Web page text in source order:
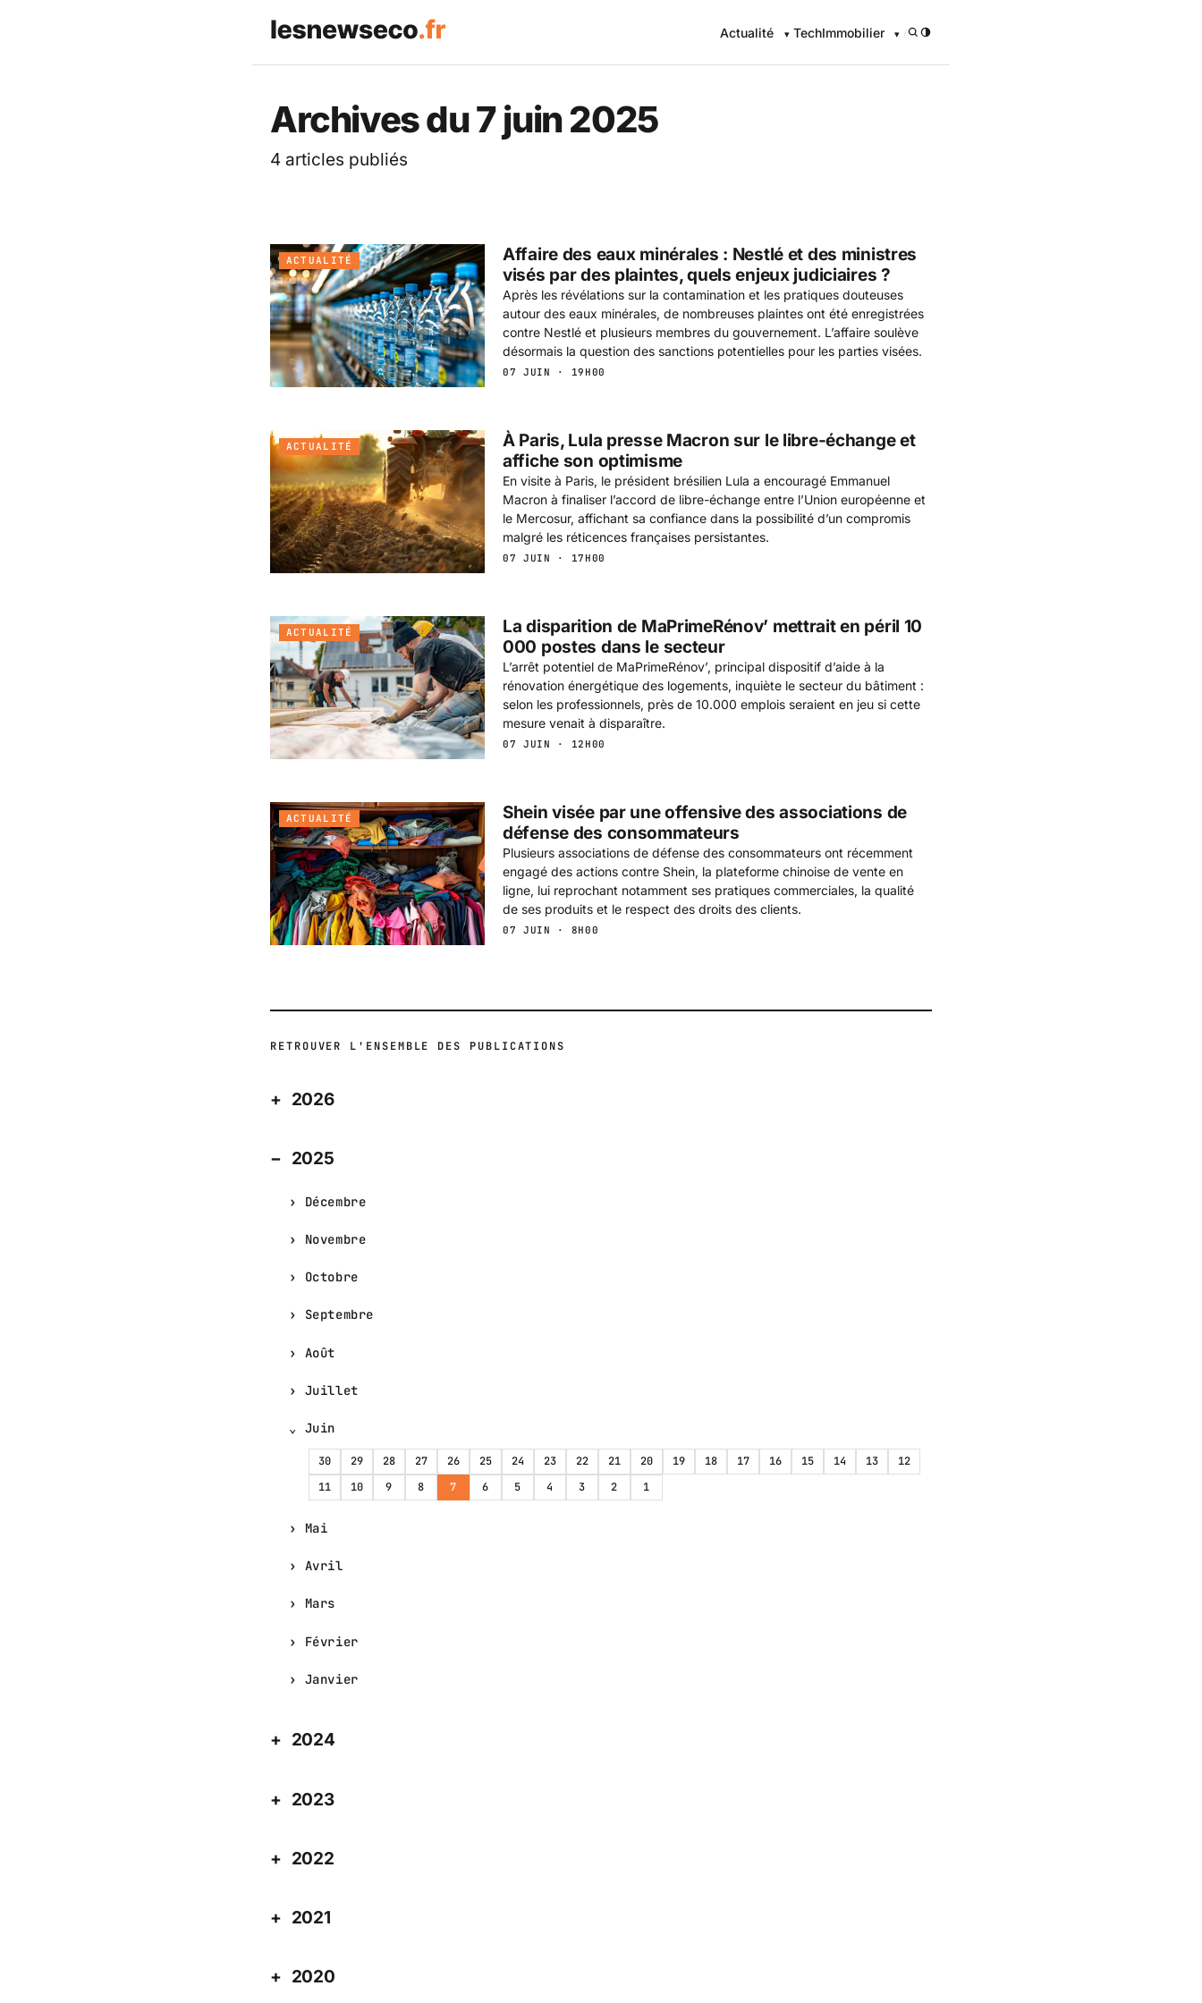
Les News Eco .fr — L'information économique
Actualité TechImmobilier /
Archives du 7 juin 2025
4 articles publiés
ACTUALITÉ
Affaire des eaux minérales : Nestlé et des ministres
visés par des plaintes, quels enjeux judiciaires ?
Après les révélations sur la contamination et les pratiques douteuses
autour des eaux minérales, de nombreuses plaintes ont été enregistrées
contre Nestlé et plusieurs membres du gouvernement. L’affaire soulève
désormais la question des sanctions potentielles pour les parties visées.
07 JUIN · 19H00
ACTUALITÉ
À Paris, Lula presse Macron sur le libre-échange et
affiche son optimisme
En visite à Paris, le président brésilien Lula a encouragé Emmanuel
Macron à finaliser l’accord de libre-échange entre l’Union européenne et
le Mercosur, affichant sa confiance dans la possibilité d’un compromis
malgré les réticences françaises persistantes.
07 JUIN · 17H00
ACTUALITÉ
La disparition de MaPrimeRénov’ mettrait en péril 10
000 postes dans le secteur
L’arrêt potentiel de MaPrimeRénov’, principal dispositif d’aide à la
rénovation énergétique des logements, inquiète le secteur du bâtiment :
selon les professionnels, près de 10.000 emplois seraient en jeu si cette
mesure venait à disparaître.
07 JUIN · 12H00
ACTUALITÉ
Shein visée par une offensive des associations de
défense des consommateurs
Plusieurs associations de défense des consommateurs ont récemment
engagé des actions contre Shein, la plateforme chinoise de vente en
ligne, lui reprochant notamment ses pratiques commerciales, la qualité
de ses produits et le respect des droits des clients.
07 JUIN · 8H00
RETROUVER L'ENSEMBLE DES PUBLICATIONS
2026
2025
Décembre
Novembre
Octobre
Septembre
Août
Juillet
Juin
30 29 28 27 26 25 24 23 22 21 20 19 18 17 16 15 14 13
12
11
10 9 8 7 6 5 4 3 2 1
Mai
Avril
Mars
Février
Janvier
2024
2023
2022
2021
2020